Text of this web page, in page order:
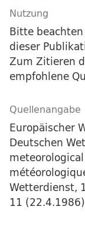
Nutzung
Bitte
dieser
Zum Zitieren
empfohlene
Quellenangabe
Europäischer
Deutschen
Wetterdienst,
11